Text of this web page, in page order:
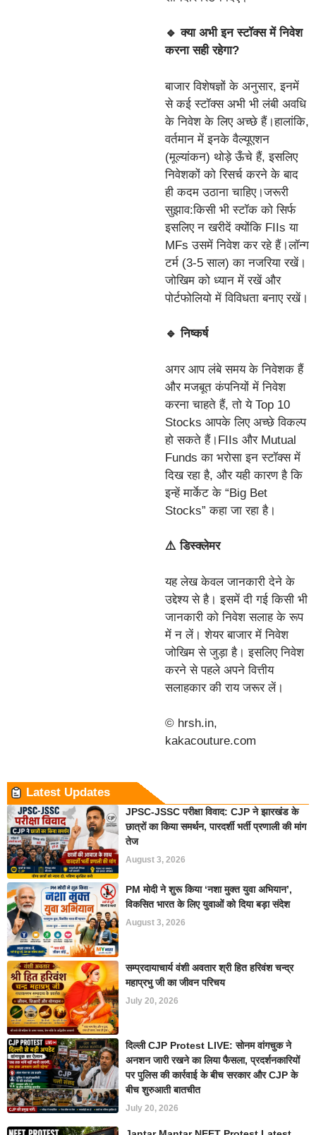
🔹 क्या अभी इन स्टॉक्स में निवेश
करना सही रहेगा?
बाजार विशेषज्ञों के अनुसार, इनमें
से कई स्टॉक्स अभी भी लंबी अवधि
के निवेश के लिए अच्छे हैं।हालांकि,
वर्तमान में इनके वैल्यूएशन
(मूल्यांकन) थोड़े ऊँचे हैं, इसलिए
निवेशकों को रिसर्च करने के बाद
ही कदम उठाना चाहिए।जरूरी
सुझाव:किसी भी स्टॉक को सिर्फ
इसलिए न खरीदें क्योंकि FIIs या
MFs उसमें निवेश कर रहे हैं।लॉन्ग
टर्म (3-5 साल) का नजरिया रखें।
जोखिम को ध्यान में रखें और
पोर्टफोलियो में विविधता बनाए रखें।
🔹 निष्कर्ष
अगर आप लंबे समय के निवेशक हैं
और मजबूत कंपनियों में निवेश
करना चाहते हैं, तो ये Top 10
Stocks आपके लिए अच्छे विकल्प
हो सकते हैं।FIIs और Mutual
Funds का भरोसा इन स्टॉक्स में
दिख रहा है, और यही कारण है कि
इन्हें मार्केट के “Big Bet
Stocks” कहा जा रहा है।
⚠️ डिस्क्लेमर
यह लेख केवल जानकारी देने के
उद्देश्य से है। इसमें दी गई किसी भी
जानकारी को निवेश सलाह के रूप
में न लें। शेयर बाजार में निवेश
जोखिम से जुड़ा है। इसलिए निवेश
करने से पहले अपने वित्तीय
सलाहकार की राय जरूर लें।
© hrsh.in,
kakacouture.com
Latest Updates
JPSC-JSSC परीक्षा विवाद: CJP ने झारखंड के
छात्रों का किया समर्थन, पारदर्शी भर्ती प्रणाली की मांग
तेज
August 3, 2026
PM मोदी ने शुरू किया ‘नशा मुक्त युवा अभियान’,
विकसित भारत के लिए युवाओं को दिया बड़ा संदेश
August 3, 2026
सम्प्रदायाचार्य वंशी अवतार श्री हित हरिवंश चन्द्र
महाप्रभु जी का जीवन परिचय
July 20, 2026
दिल्ली CJP Protest LIVE: सोनम वांगचुक ने
अनशन जारी रखने का लिया फैसला, प्रदर्शनकारियों
पर पुलिस की कार्रवाई के बीच सरकार और CJP के
बीच शुरुआती बातचीत
July 20, 2026